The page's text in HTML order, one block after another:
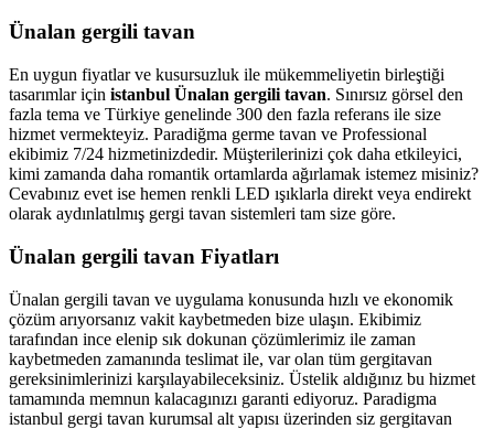
Ünalan gergili tavan
En uygun fiyatlar ve kusursuzluk ile mükemmeliyetin birleştiği
tasarımlar için istanbul Ünalan gergili tavan. Sınırsız görsel den
fazla tema ve Türkiye genelinde 300 den fazla referans ile size
hizmet vermekteyiz. Paradiğma germe tavan ve Professional
ekibimiz 7/24 hizmetinizdedir. Müşterilerinizi çok daha etkileyici,
kimi zamanda daha romantik ortamlarda ağırlamak istemez misiniz?
Cevabınız evet ise hemen renkli LED ışıklarla direkt veya endirekt
olarak aydınlatılmış gergi tavan sistemleri tam size göre.
Ünalan gergili tavan Fiyatları
Ünalan gergili tavan ve uygulama konusunda hızlı ve ekonomik
çözüm arıyorsanız vakit kaybetmeden bize ulaşın. Ekibimiz
tarafından ince elenip sık dokunan çözümlerimiz ile zaman
kaybetmeden zamanında teslimat ile, var olan tüm gergitavan
gereksinimlerinizi karşılayabileceksiniz. Üstelik aldığınız bu hizmet
tamamında memnun kalacagınızı garanti ediyoruz. Paradigma
istanbul gergi tavan kurumsal alt yapısı üzerinden siz gergitavan